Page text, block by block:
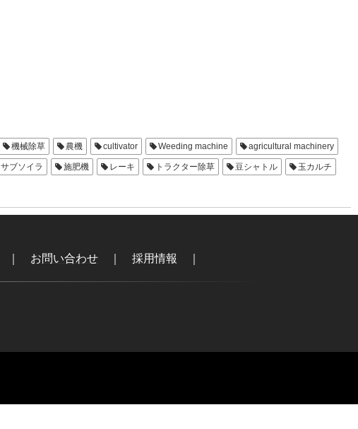
機械除草 農機 cultivator Weeding machine agricultural machinery
サブソイラ 施肥機 レーキ トラクター除草 豆シャトル 玉カルチ
お問い合わせ 採用情報